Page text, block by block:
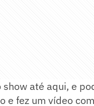
até aqui, e
e fez um vídeo